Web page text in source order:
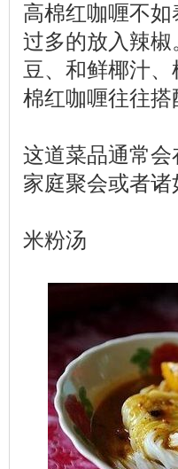
高棉红咖喱不
过多的放入辣
豆、和鲜椰汁
棉红咖喱往往搭
这道菜品通常
家庭聚会或者
米粉汤